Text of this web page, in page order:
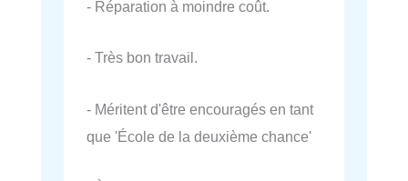
- Réparation à moindre coût.
- Très bon travail.
- Méritent d'être encouragés en tant
que 'École de la deuxième chance'